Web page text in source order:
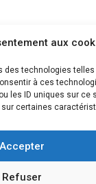
aux
des technologies
à ces
les ID uniques sur ce
certaines
Accepter
Refuser